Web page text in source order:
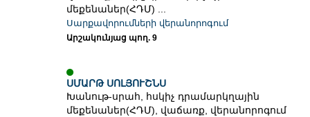
մեքենաներ(ՀԴՄ) ...
Սարքավորումների վերանորոգում
Արշակունյաց պող. 9
ՍՄԱՐԹ ՍՈԼՅՈՒՇՆՍ
Խանութ-սրահ, հսկիչ դրամարկղային
մեքենաներ(ՀԴՄ), վաճառք, վերանորոգում